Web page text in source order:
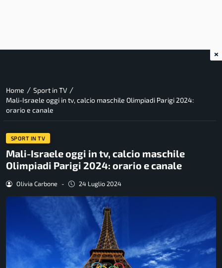
Home / Sport in TV /
Mali-Israele oggi in tv, calcio maschile Olimpiadi Parigi 2024:
orario e canale
SPORT IN TV
Mali-Israele oggi in tv, calcio maschile
Olimpiadi Parigi 2024: orario e canale
Olivia Carbone - 24 Luglio 2024
×